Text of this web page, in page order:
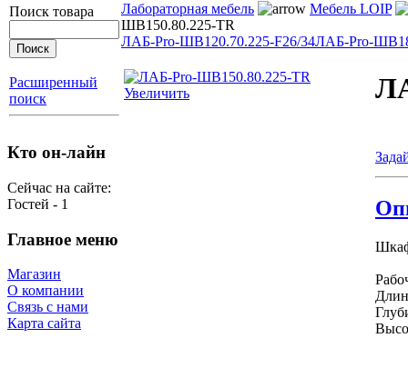
Поиск товара
Расширенный
поиск
Кто он-лайн
Сейчас на сайте:
Гостей - 1
Главное меню
Магазин
О компании
Связь с нами
Карта сайта
Лабораторная мебель
Мебель LOIP
ШВ150.80.225-TR
ЛАБ-Pro-ШВ120.70.225-F26/34ЛАБ-Pro-
Увеличить